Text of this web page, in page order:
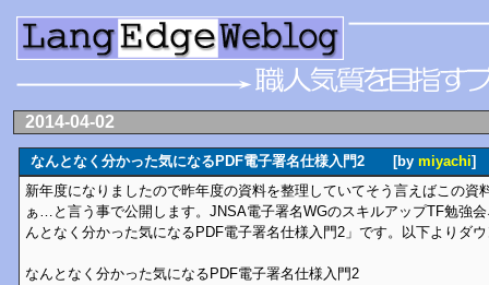
2014-04-02
なんとなく分かった気になるPDF電子署名仕様入門2 [by miyachi]
新年度になりましたので昨年度の資料を整理していてそう言えばこの資
ぁ…と言う事で公開します。JNSA電子署名WGのスキルアップTF勉強
んとなく分かった気になるPDF電子署名仕様入門2」です。以下よりダ
なんとなく分かった気になるPDF電子署名仕様入門2